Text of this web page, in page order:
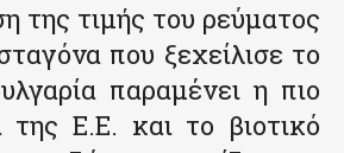
της τιμής του ρεύματος
που ξεχείλισε το
παραμένει η πιο
Ε.Ε. και το βιοτικό